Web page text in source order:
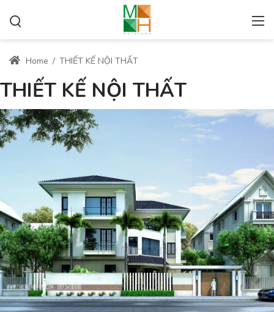
Home / THIẾT KẾ NỘI THẤT
THIẾT KẾ NỘI THẤT